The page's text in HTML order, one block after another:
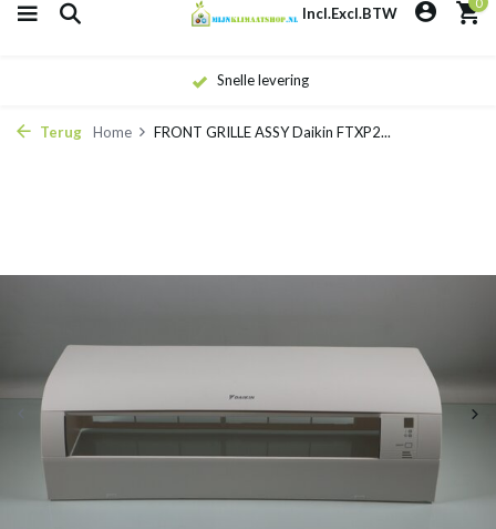
Incl.Excl.BTW
Snelle levering
Terug Home FRONT GRILLE ASSY Daikin FTXP2...